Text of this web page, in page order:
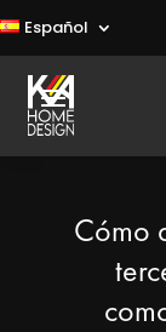
Español
Cómo